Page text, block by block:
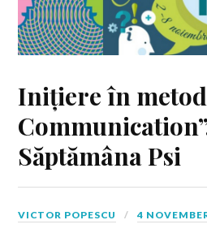
Inițiere în
Săptămâna Psi
VICTOR POPESCU 4